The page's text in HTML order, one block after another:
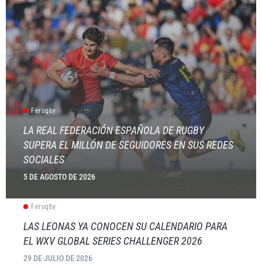
Ferugby
LA REAL FEDERACIÓN ESPAÑOLA DE RUGBY
SUPERA EL MILLÓN DE SEGUIDORES EN SUS REDES
SOCIALES
5 DE AGOSTO DE 2026
Ferugby
LAS LEONAS YA CONOCEN SU CALENDARIO PARA
EL WXV GLOBAL SERIES CHALLENGER 2026
29 DE JULIO DE 2026